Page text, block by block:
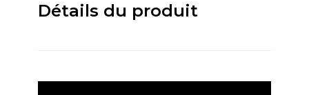
Détails du produit